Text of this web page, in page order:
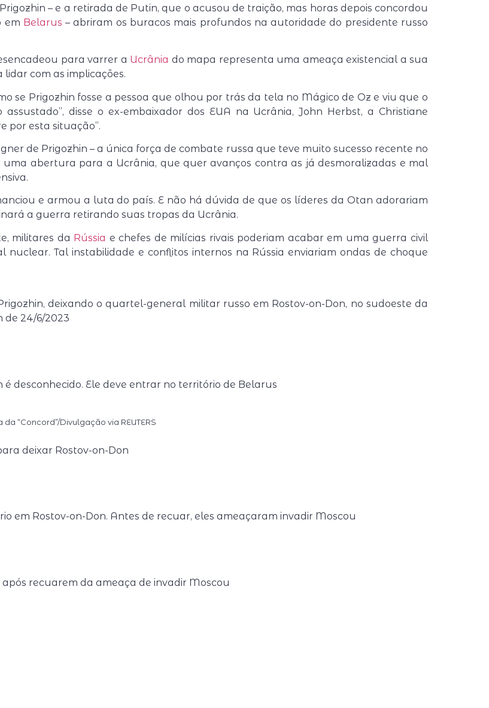
– e a retirada de Putin, que o acusou de traição, mas horas depois concordou
em Belarus – abriram os buracos mais profundos na autoridade do presidente russo
para varrer a Ucrânia do mapa representa uma ameaça existencial a sua
com as implicações.
se Prigozhin fosse a pessoa que olhou por trás da tela no Mágico de Oz e viu que o
disse o ex-embaixador dos EUA na Ucrânia, John Herbst, a Christiane
por esta situação”.
de Prigozhin – a única força de combate russa que teve muito sucesso recente no
abertura para a Ucrânia, que quer avanços contra as já desmoralizadas e mal
e armou a luta do país. E não há dúvida de que os líderes da Otan adorariam
a guerra retirando suas tropas da Ucrânia.
militares da Rússia e chefes de milícias rivais poderiam acabar em uma guerra civil
Tal instabilidade e conflitos internos na Rússia enviariam ondas de choque
deixando o quartel-general militar russo em Rostov-on-Don, no sudoeste da
de 24/6/2023
desconhecido. Ele deve entrar no território de Belarus
“Concord”/Divulgação via REUTERS
deixar Rostov-on-Don
em Rostov-on-Don. Antes de recuar, eles ameaçaram invadir Moscou
recuarem da ameaça de invadir Moscou